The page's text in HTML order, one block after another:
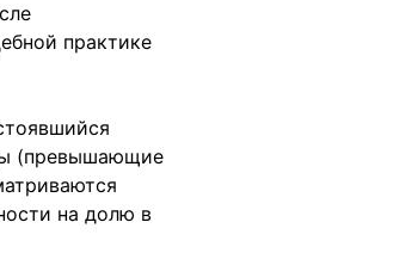
практике
(превышающие
на долю в